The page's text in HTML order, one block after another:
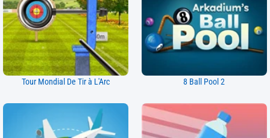
Tour Mondial De Tir à L'Arc 8 Ball Pool 2